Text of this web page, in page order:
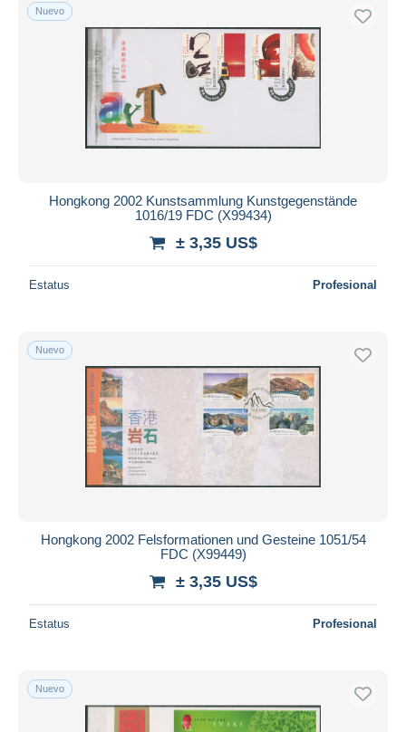
Nuevo
Hongkong 2002 Kunstsammlung Kunstgegenstände
1016/19 FDC (X99434)
± 3,35 US$
Estatus Profesional
Nuevo
Hongkong 2002 Felsformationen und Gesteine 1051/54
FDC (X99449)
± 3,35 US$
Estatus Profesional
Nuevo